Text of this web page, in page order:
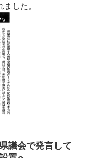
した。
議会で発言して